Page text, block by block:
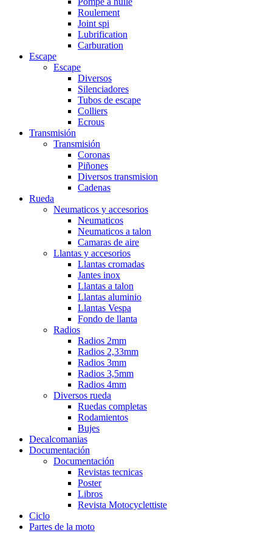
Roulement
Joint spi
Lubrification
Carburation
Escape
Escape
Diversos
Silenciadores
Tubos de escape
Colliers
Ecrous
Transmisión
Transmisión
Coronas
Piñones
Diversos transmision
Cadenas
Rueda
Neumaticos y accesorios
Neumaticos
Neumaticos a talon
Camaras de aire
Llantas y accesorios
Llantas cromadas
Jantes inox
Llantas a talon
Llantas aluminio
Llantas Vespa
Fondo de llanta
Radios
Radios 2mm
Radios 2,33mm
Radios 3mm
Radios 3,5mm
Radios 4mm
Diversos rueda
Ruedas completas
Rodamientos
Bujes
Decalcomanias
Documentación
Documentación
Revistas tecnicas
Poster
Libros
Revista Motocyclettiste
Ciclo
Partes de la moto